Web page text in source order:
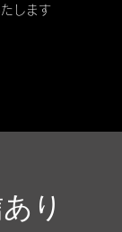
します
あり